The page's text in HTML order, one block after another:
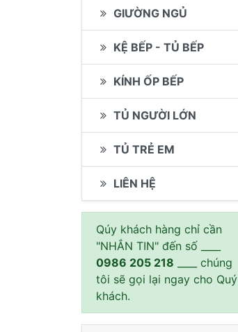
GIƯỜNG NGỦ
KỆ BẾP - TỦ BẾP
KÍNH ỐP BẾP
TỦ NGƯỜI LỚN
TỦ TRẺ EM
LIÊN HỆ
Qúy khách hàng chỉ cần
"NHẮN TIN" đến số ____
0986 205 218 ____ chúng
tôi sẽ gọi lại ngay cho Quý
khách.